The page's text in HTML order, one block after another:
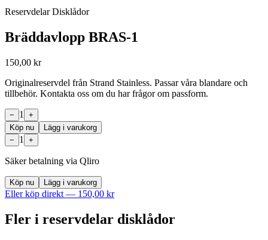
Reservdelar Disklådor
Bräddavlopp BRAS-1
150,00 kr
Originalreservdel från Strand Stainless. Passar våra blandare och
tillbehör. Kontakta oss om du har frågor om passform.
− 1
+
Köp nu
Lägg i varukorg
−
1 +
Säker betalning via Qliro
Köp nu Lägg i varukorg
Eller köp direkt — 150,00 kr
Fler i reservdelar disklådor